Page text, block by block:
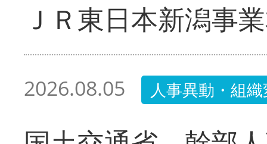
ＪＲ東日本新潟事
2026.08.05 人事異動・組